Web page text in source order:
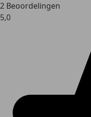
2 Beoordelingen
5,0